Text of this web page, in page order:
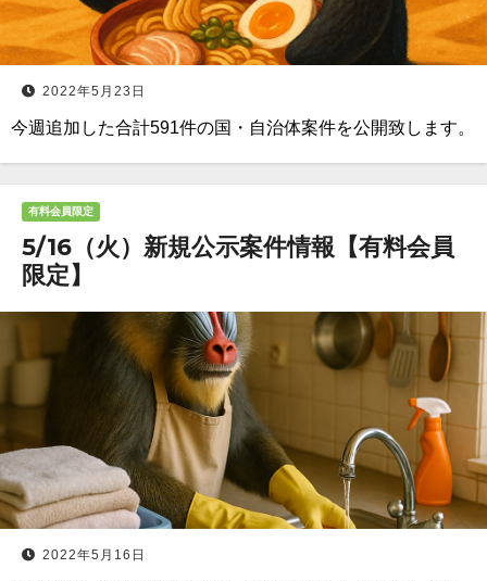
2022年5月23日
今週追加した合計591件の国・自治体案件を公開致します。
有料会員限定
5/16（火）新規公示案件情報【有料会員
限定】
2022年5月16日